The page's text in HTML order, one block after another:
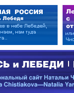
и ЛЕБЕДИ | RUSI —
сайт Натальи